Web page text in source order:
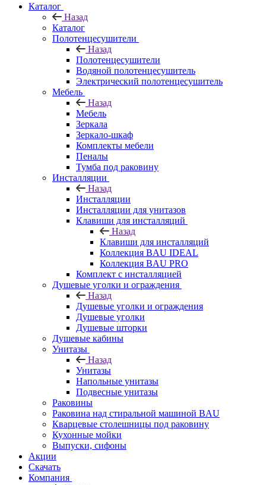
Каталог
Назад
Каталог
Полотенцесушители
Назад
Полотенцесушители
Водяной полотенцесушитель
Электрический полотенцесушитель
Мебель
Назад
Мебель
Зеркала
Зеркало-шкаф
Комплекты мебели
Пеналы
Тумба под раковину
Инсталляции
Назад
Инсталляции
Инсталляции для унитазов
Клавиши для инсталляций
Назад
Клавиши для инсталляций
Коллекция BAU IDEAL
Коллекция BAU PRO
Комплект с инсталляцией
Душевые уголки и ограждения
Назад
Душевые уголки и ограждения
Душевые уголки
Душевые шторки
Душевые кабины
Унитазы
Назад
Унитазы
Напольные унитазы
Подвесные унитазы
Раковины
Раковина над стиральной машиной BAU
Кварцевые столешницы под раковину
Кухонные мойки
Выпуски, сифоны
Акции
Скачать
Компания